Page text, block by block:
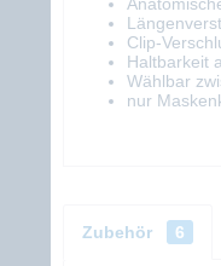
Clip-
Haltbarkeit
Wählbar
nur
Zubehör 6